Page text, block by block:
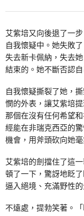
艾紫培又向後退了一
自我懷疑中。她失敗
失去新卡佩納，失去
結束的。她不斷否認
自我懷疑撕裂了她，
憫的外表，讓艾紫培
那個在沒有任何希望
經能在非瑞克西亞的
機會，用斧頭砍向她
艾紫培的劍擋住了這
頓了一下，驚訝地眨
逼入絕境、充滿野性的
不遠處，提勃笑著。